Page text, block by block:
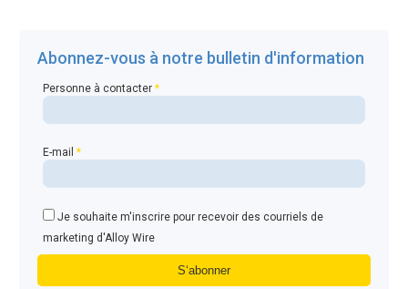
Abonnez-vous à notre bulletin d'information
Personne à contacter*
E-mail*
Je souhaite m'inscrire pour recevoir des courriels de
marketing d'Alloy Wire